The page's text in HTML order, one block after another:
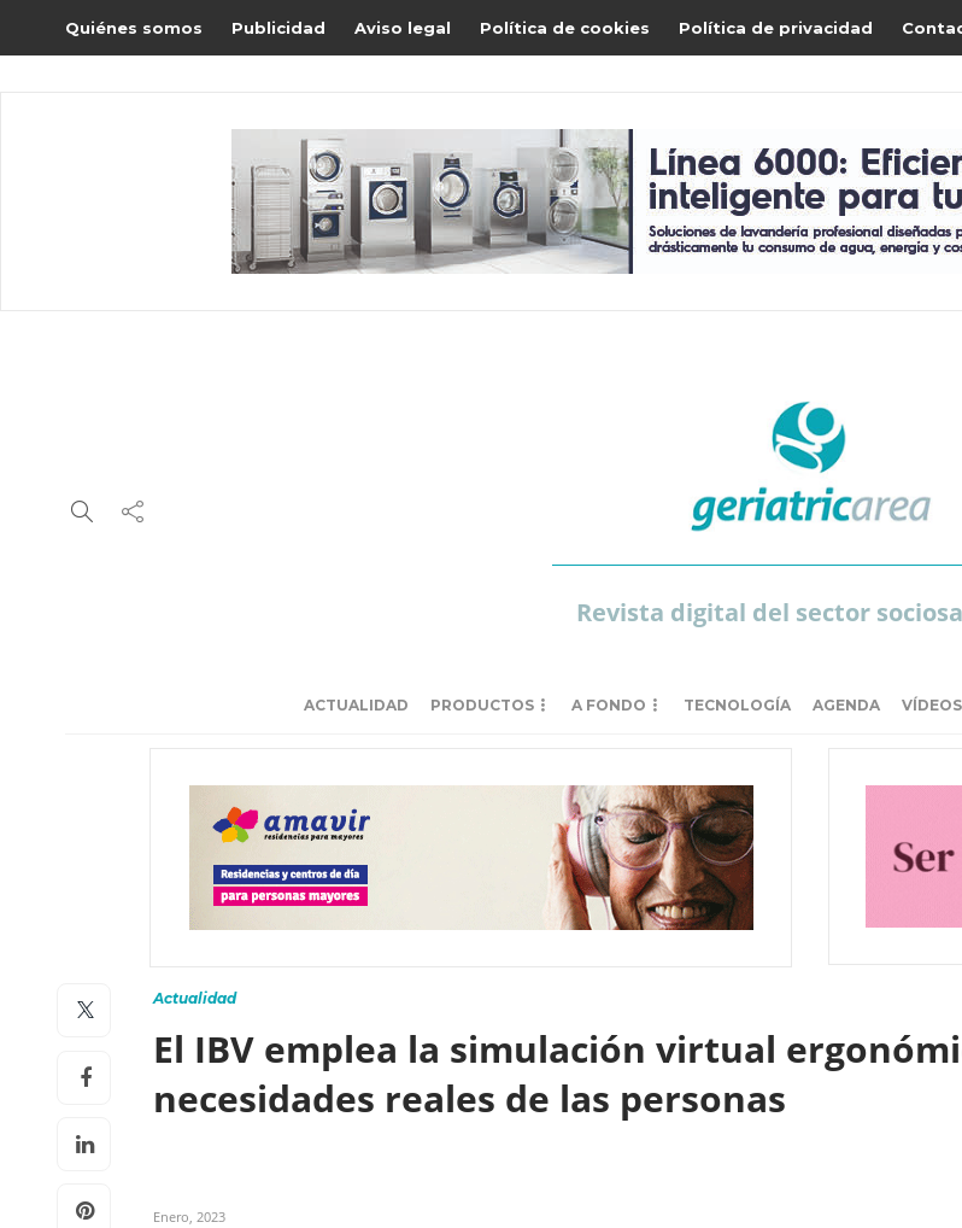
Quiénes somos Publicidad Aviso legal Política de cookies Política de privacidad
Revista digital del sector
ACTUALIDAD PRODUCTOS A FONDO TECNOLOGÍA AGENDA VÍDEOS
Actualidad
El IBV emplea la simulación virtual
necesidades reales de las personas
Enero, 2023